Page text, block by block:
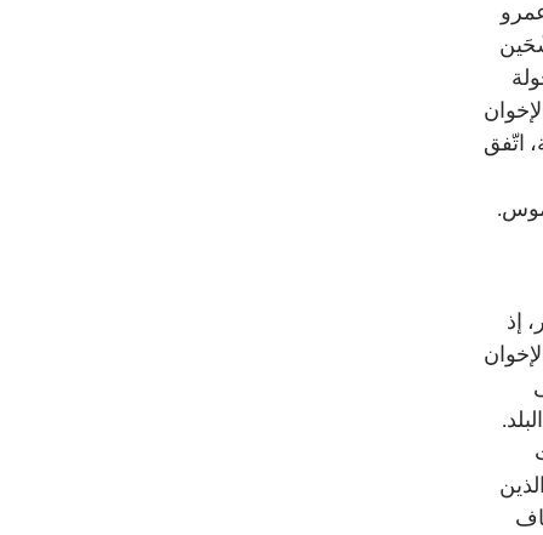
اتّفق
إذ
الإخوان